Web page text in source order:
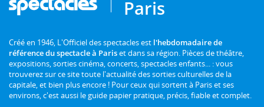
Paris
Créé en 1946, L'Officiel des spectacles est l'hebdomadaire de
référence du spectacle à Pariset dans sa région. Pièces de théâtre,
expositions, sorties cinéma, concerts, spectacles enfants... : vous
trouverez sur ce site toute l'actualité des sorties culturelles de la
capitale, et bien plus encore ! Pour ceux qui sortent à Paris et ses
environs, c'est aussi le guide papier pratique, précis, fiable et complet.